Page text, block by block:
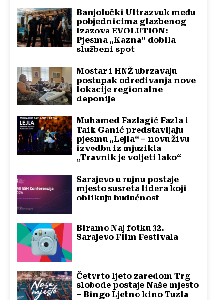
Banjolučki Ultrazvuk među
pobjednicima glazbenog
izazova EVOLUTION:
Pjesma „Kazna“ dobila
službeni spot
Mostar i HNŽ ubrzavaju
postupak određivanja nove
lokacije regionalne
deponije
Muhamed Fazlagić Fazla i
Taik Ganić predstavljaju
pjesmu „Lejla“ – novu živu
izvedbu iz mjuzikla
„Travnik je voljeti lako“
Sarajevo u rujnu postaje
mjesto susreta lidera koji
oblikuju budućnost
Biramo Naj fotku 32.
Sarajevo Film Festivala
Četvrto ljeto zaredom Trg
slobode postaje Naše mjesto
– Bingo Ljetno kino Tuzla